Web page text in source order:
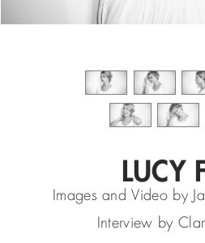
LUCY
Images and Video by
Interview by